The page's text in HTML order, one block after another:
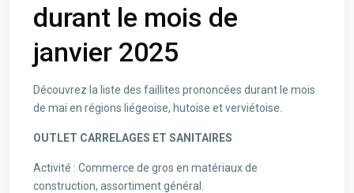
durant le mois de
janvier 2025
Découvrez la liste des faillites prononcées durant le mois
de mai en régions liégeoise, hutoise et verviétoise.
OUTLET CARRELAGES ET SANITAIRES
Activité : Commerce de gros en matériaux de
construction, assortiment général.